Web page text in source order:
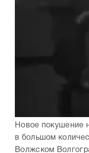
Новое покушение
в большом
Волжском